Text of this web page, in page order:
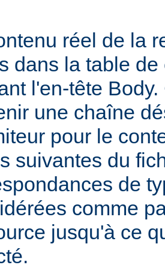
réel de la
dans la table
l'en-tête
une chaîne
pour le
suivantes du
de
comme
jusqu'à ce